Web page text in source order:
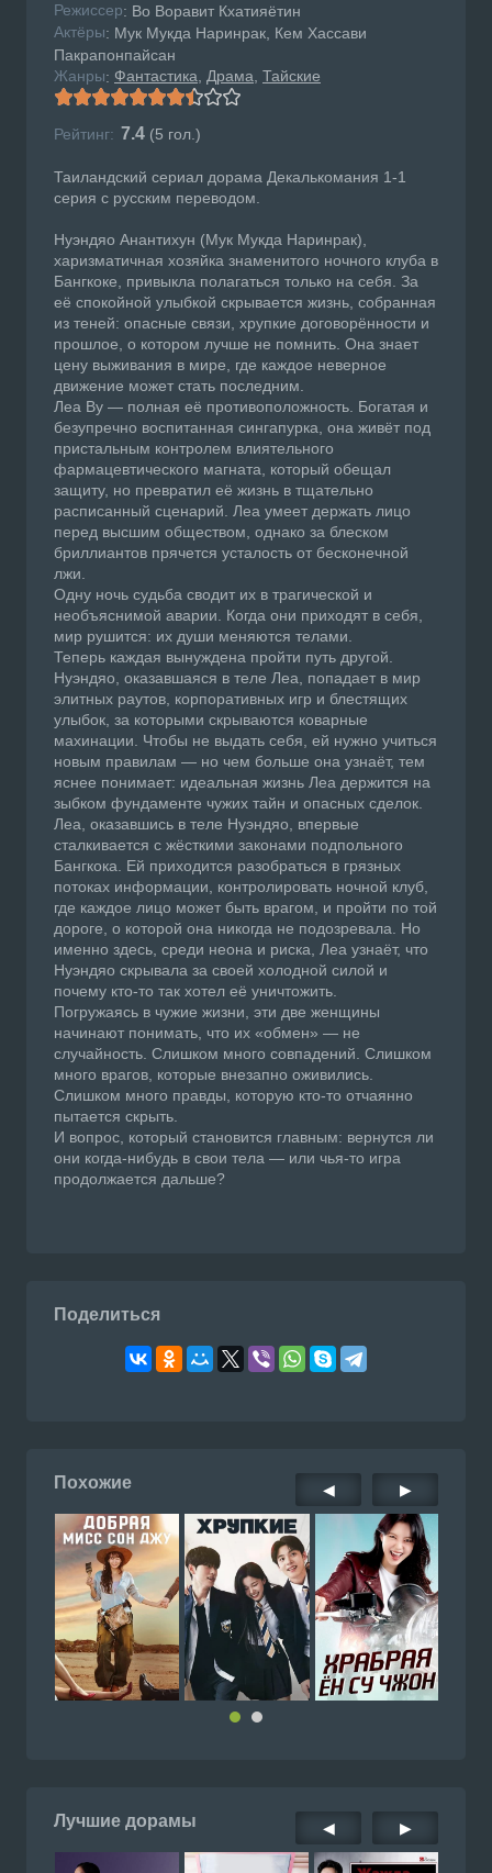
Режисcер: Во Воравит Кхатияётин
Актёры: Мук Мукда Наринрак, Кем Хассави
Пакрапонпайсан
Жанры: Фантастика Драма Тайские
Рейтинг: 7.4 (5 гол.)
Таиландский сериал дорама Декалькомания 1-1
серия с русским переводом.
Нуэндяо Анантихун (Мук Мукда Наринрак),
харизматичная хозяйка знаменитого ночного клуба в
Бангкоке, привыкла полагаться только на себя. За
её спокойной улыбкой скрывается жизнь, собранная
из теней: опасные связи, хрупкие договорённости и
прошлое, о котором лучше не помнить. Она знает
цену выживания в мире, где каждое неверное
движение может стать последним.
Леа Ву — полная её противоположность. Богатая и
безупречно воспитанная сингапурка, она живёт под
пристальным контролем влиятельного
фармацевтического магната, который обещал
защиту, но превратил её жизнь в тщательно
расписанный сценарий. Леа умеет держать лицо
перед высшим обществом, однако за блеском
бриллиантов прячется усталость от бесконечной
лжи.
Одну ночь судьба сводит их в трагической и
необъяснимой аварии. Когда они приходят в себя,
мир рушится: их души меняются телами.
Теперь каждая вынуждена пройти путь другой.
Нуэндяо, оказавшаяся в теле Леа, попадает в мир
элитных раутов, корпоративных игр и блестящих
улыбок, за которыми скрываются коварные
махинации. Чтобы не выдать себя, ей нужно учиться
новым правилам — но чем больше она узнаёт, тем
яснее понимает: идеальная жизнь Леа держится на
зыбком фундаменте чужих тайн и опасных сделок.
Леа, оказавшись в теле Нуэндяо, впервые
сталкивается с жёсткими законами подпольного
Бангкока. Ей приходится разобраться в грязных
потоках информации, контролировать ночной клуб,
где каждое лицо может быть врагом, и пройти по той
дороге, о которой она никогда не подозревала. Но
именно здесь, среди неона и риска, Леа узнаёт, что
Нуэндяо скрывала за своей холодной силой и
почему кто-то так хотел её уничтожить.
Погружаясь в чужие жизни, эти две женщины
начинают понимать, что их «обмен» — не
случайность. Слишком много совпадений. Слишком
много врагов, которые внезапно оживились.
Слишком много правды, которую кто-то отчаянно
пытается скрыть.
И вопрос, который становится главным: вернутся ли
они когда-нибудь в свои тела — или чья-то игра
продолжается дальше?
Поделиться
Похожие ◀ ▶
Лучшие дорамы ◀ ▶